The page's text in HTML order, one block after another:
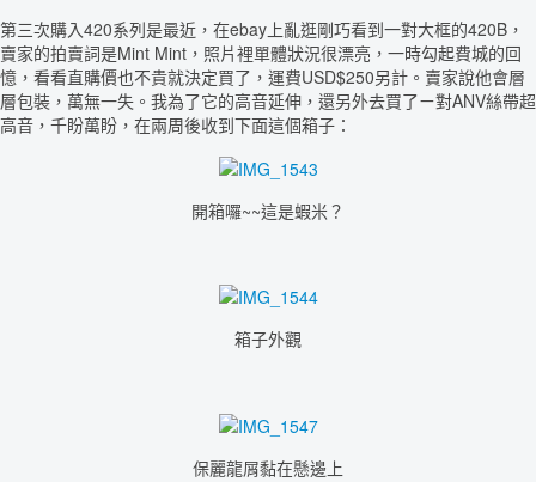
第三次購入420系列是最近，在ebay上亂逛剛巧看到一對大框的420B，
賣家的拍賣詞是Mint Mint，照片裡單體狀況很漂亮，一時勾起費城的回
憶，看看直購價也不貴就決定買了，運費USD$250另計。賣家說他會層
層包裝，萬無一失。我為了它的高音延伸，還另外去買了ㄧ對ANV絲帶超
高音，千盼萬盼，在兩周後收到下面這個箱子：
開箱囉~~這是蝦米？
箱子外觀
保麗龍屑黏在懸邊上